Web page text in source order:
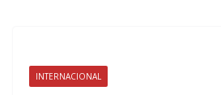
INTERNACIONAL